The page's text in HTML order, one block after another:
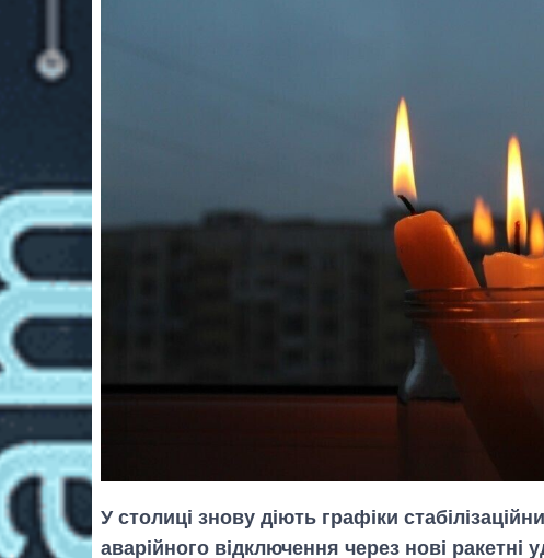
У столиці знову діють графіки
аварійного відключення через нові ракетні